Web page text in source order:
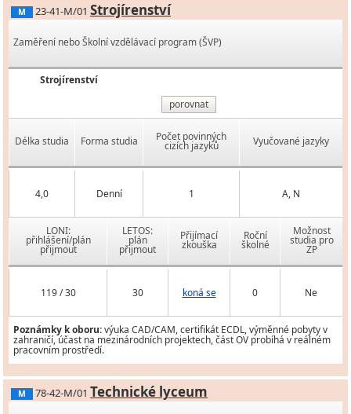
M 23-41-M/01 Strojírenství
Zaměření nebo Školní vzdělávací program (ŠVP)
Strojírenství
porovnat
Délka studia Forma studia Počet povinných
cizích jazyků Vyučované jazyky
4,0 Denní 1 A, N
LONI:
přihlášení/plán
přijmout
LETOS:
plán
přijmout
Přijímací
zkouška
Roční
školné
Možnost
studia pro
ZP
119 / 30 30 koná se 0 Ne
Poznámky k oboru:výuka CAD/CAM, certifikát ECDL, výměnné pobyty v
zahraničí, účast na mezinárodních projektech, část OV probíhá v reálném
pracovním prostředí.
M 78-42-M/01 Technické lyceum